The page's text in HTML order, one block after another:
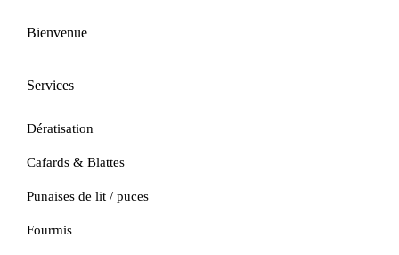
Bienvenue
Services
Dératisation
Cafards & Blattes
Punaises de lit / puces
Fourmis